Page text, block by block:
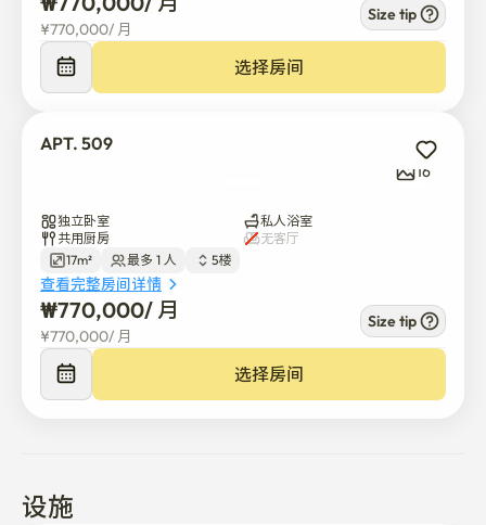
¥770,000/ 月
Size tip
选择房间
APT. 509
16
独立卧室
私人浴室
共用厨房
无客厅
17m²
最多 1 人 5楼
查看完整房间详情
₩770,000/ 月
¥770,000/ 月
Size tip
选择房间
设施